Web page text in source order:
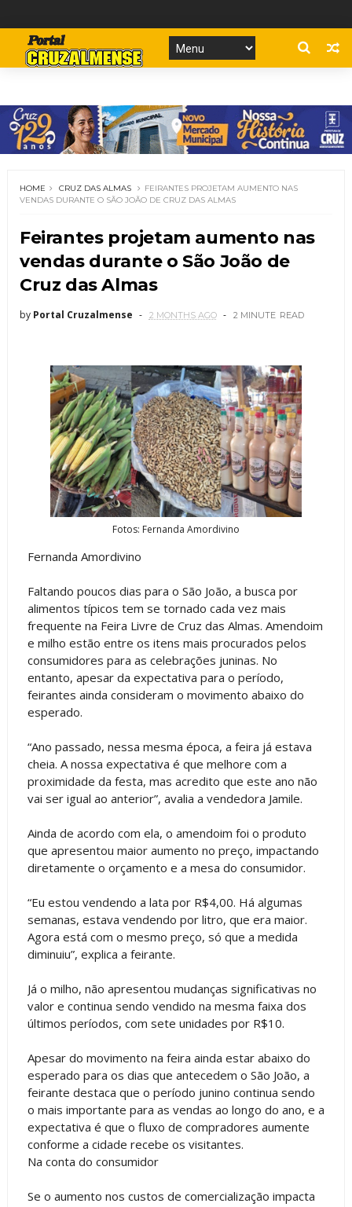
HOME CRUZ DAS ALMAS
FEIRANTES PROJETAM AUMENTO NAS
VENDAS DURANTE O SÃO JOÃO DE CRUZ DAS ALMAS
Feirantes projetam aumento nas
vendas durante o São João de
Cruz das Almas
by Portal Cruzalmense 2 MONTHS AGO 2 MINUTE READ
Fotos: Fernanda Amordivino
Fernanda Amordivino
Faltando poucos dias para o São João, a busca por
alimentos típicos tem se tornado cada vez mais
frequente na Feira Livre de Cruz das Almas. Amendoim
e milho estão entre os itens mais procurados pelos
consumidores para as celebrações juninas. No
entanto, apesar da expectativa para o período,
feirantes ainda consideram o movimento abaixo do
esperado.
“Ano passado, nessa mesma época, a feira já estava
cheia. A nossa expectativa é que melhore com a
proximidade da festa, mas acredito que este ano não
vai ser igual ao anterior”, avalia a vendedora Jamile.
Ainda de acordo com ela, o amendoim foi o produto
que apresentou maior aumento no preço, impactando
diretamente o orçamento e a mesa do consumidor.
“Eu estou vendendo a lata por R$4,00. Há algumas
semanas, estava vendendo por litro, que era maior.
Agora está com o mesmo preço, só que a medida
diminuiu”, explica a feirante.
Já o milho, não apresentou mudanças significativas no
valor e continua sendo vendido na mesma faixa dos
últimos períodos, com sete unidades por R$10.
Apesar do movimento na feira ainda estar abaixo do
esperado para os dias que antecedem o São João, a
feirante destaca que o período junino continua sendo
o mais importante para as vendas ao longo do ano, e a
expectativa é que o fluxo de compradores aumente
conforme a cidade recebe os visitantes.
Na conta do consumidor
Se o aumento nos custos de comercialização impacta